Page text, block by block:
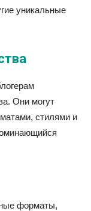
уникальные
Они могут
стилями и
форматы,